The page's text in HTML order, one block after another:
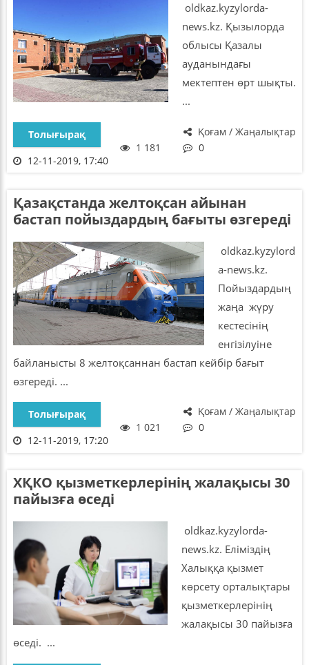
oldkaz.kyzylorda-
news.kz. Қызылорда
облысы Қазалы
ауданындағы
мектептен өрт шықты.
...
Қоғам / Жаңалықтар
Толығырақ
1 181
0
12-11-2019, 17:40
Қазақстанда желтоқсан айынан
бастап пойыздардың бағыты өзгереді
oldkaz.kyzylord
a-news.kz.
Пойыздардың
жаңа жүру
кестесінің
енгізілуіне
байланысты 8 желтоқсаннан бастап кейбір бағыт
өзгереді. ...
Қоғам / Жаңалықтар
Толығырақ
1 021
0
12-11-2019, 17:20
ХҚКО қызметкерлерінің жалақысы 30
пайызға өседі
oldkaz.kyzylorda-
news.kz. Еліміздің
Халыққа қызмет
көрсету орталықтары
қызметкерлерінің
жалақысы 30 пайызға
өседі. ...